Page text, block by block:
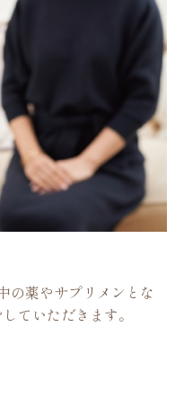
の薬やサプリメンとな
ていただきます。